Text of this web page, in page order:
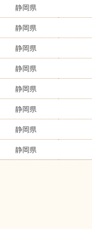
静岡県
静岡県
静岡県
静岡県
静岡県
静岡県
静岡県
静岡県